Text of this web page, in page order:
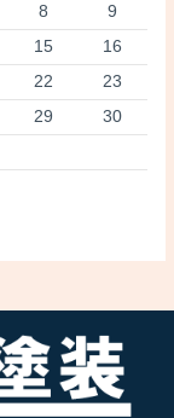
8
9
15
16
22
23
29
30